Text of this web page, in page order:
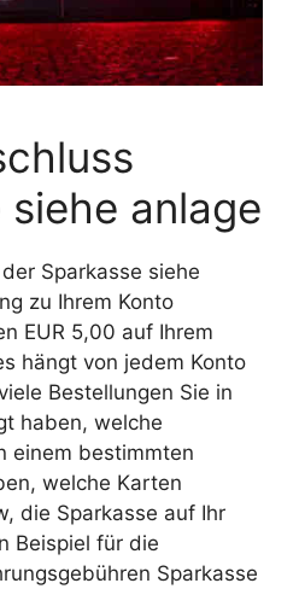
siehe anlage
Sparkasse siehe
zu Ihrem Konto
EUR 5,00 auf Ihrem
hängt von jedem Konto
Bestellungen Sie in
haben, welche
einem bestimmten
welche Karten
die Sparkasse auf Ihr
Beispiel für die
Sparkasse